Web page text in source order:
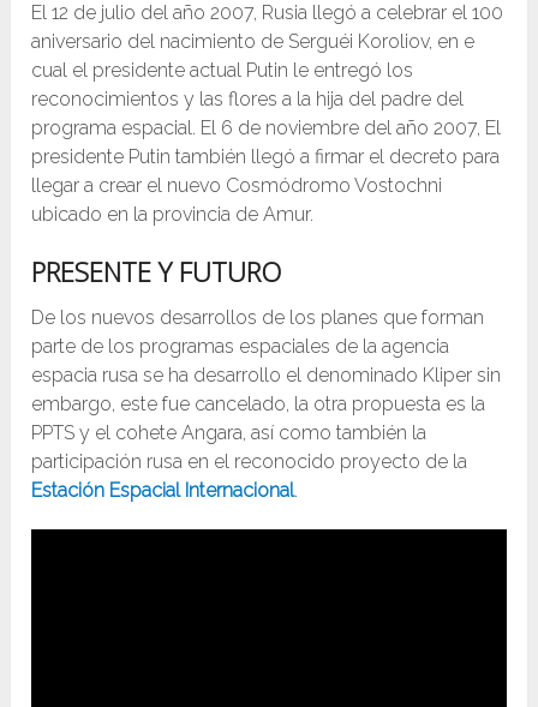
El 12 de julio del año 2007, Rusia llegó a celebrar el 100
aniversario del nacimiento de Serguéi Koroliov, en e
cual el presidente actual Putin le entregó los
reconocimientos y las flores a la hija del padre del
programa espacial. El 6 de noviembre del año 2007, El
presidente Putin también llegó a firmar el decreto para
llegar a crear el nuevo Cosmódromo Vostochni
ubicado en la provincia de Amur.
PRESENTE Y FUTURO
De los nuevos desarrollos de los planes que forman
parte de los programas espaciales de la agencia
espacia rusa se ha desarrollo el denominado Kliper sin
embargo, este fue cancelado, la otra propuesta es la
PPTS y el cohete Angara, así como también la
participación rusa en el reconocido proyecto de la
Estación Espacial Internacional.